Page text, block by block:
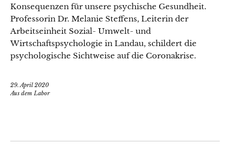
Konsequenzen für unsere psychische Gesundheit.
Professorin Dr. Melanie Steffens, Leiterin der
Arbeitseinheit Sozial- Umwelt- und
Wirtschaftspsychologie in Landau, schildert die
psychologische Sichtweise auf die Coronakrise.
29. April 2020
Aus dem Labor